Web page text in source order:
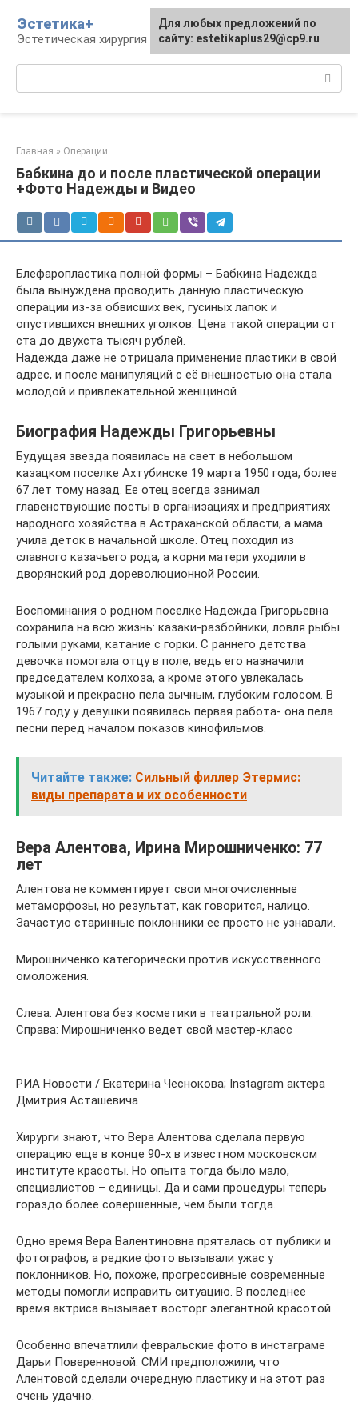
контенту
Эстетика+
Эстетическая хирургия и косметология
Главная » Операции
Бабкина до и после пластической операции
+Фото Надежды и Видео
Блефаропластика полной формы – Бабкина Надежда
была вынуждена проводить данную пластическую
операции из-за обвисших век, гусиных лапок и
опустившихся внешних уголков. Цена такой операции от
ста до двухста тысяч рублей.
Надежда даже не отрицала применение пластики в свой
адрес, и после манипуляций с её внешностью она стала
молодой и привлекательной женщиной.
Биография Надежды Григорьевны
Будущая звезда появилась на свет в небольшом
казацком поселке Ахтубинске 19 марта 1950 года, более
67 лет тому назад. Ее отец всегда занимал
главенствующие посты в организациях и предприятиях
народного хозяйства в Астраханской области, а мама
учила деток в начальной школе. Отец походил из
славного казачьего рода, а корни матери уходили в
дворянский род дореволюционной России.
Воспоминания о родном поселке Надежда Григорьевна
сохранила на всю жизнь: казаки-разбойники, ловля рыбы
голыми руками, катание с горки. С раннего детства
девочка помогала отцу в поле, ведь его назначили
председателем колхоза, а кроме этого увлекалась
музыкой и прекрасно пела зычным, глубоким голосом. В
1967 году у девушки появилась первая работа- она пела
песни перед началом показов кинофильмов.
Читайте также: Сильный филлер Этермис:
виды препарата и их особенности
Вера Алентова, Ирина Мирошниченко: 77
лет
Алентова не комментирует свои многочисленные
метаморфозы, но результат, как говорится, налицо.
Зачастую старинные поклонники ее просто не узнавали.
Мирошниченко категорически против искусственного
омоложения.
Слева: Алентова без косметики в театральной роли.
Справа: Мирошниченко ведет свой мастер-класс
РИА Новости / Екатерина Чеснокова; Instagram актера
Дмитрия Асташевича
Хирурги знают, что Вера Алентова сделала первую
операцию еще в конце 90-х в известном московском
институте красоты. Но опыта тогда было мало,
специалистов – единицы. Да и сами процедуры теперь
гораздо более совершенные, чем были тогда.
Одно время Вера Валентиновна пряталась от публики и
фотографов, а редкие фото вызывали ужас у
поклонников. Но, похоже, прогрессивные современные
методы помогли исправить ситуацию. В последнее
время актриса вызывает восторг элегантной красотой.
Особенно впечатлили февральские фото в инстаграме
Дарьи Поверенновой. СМИ предположили, что
Алентовой сделали очередную пластику и на этот раз
очень удачно.
Для любых предложений по
сайту: estetikaplus29@cp9.ru